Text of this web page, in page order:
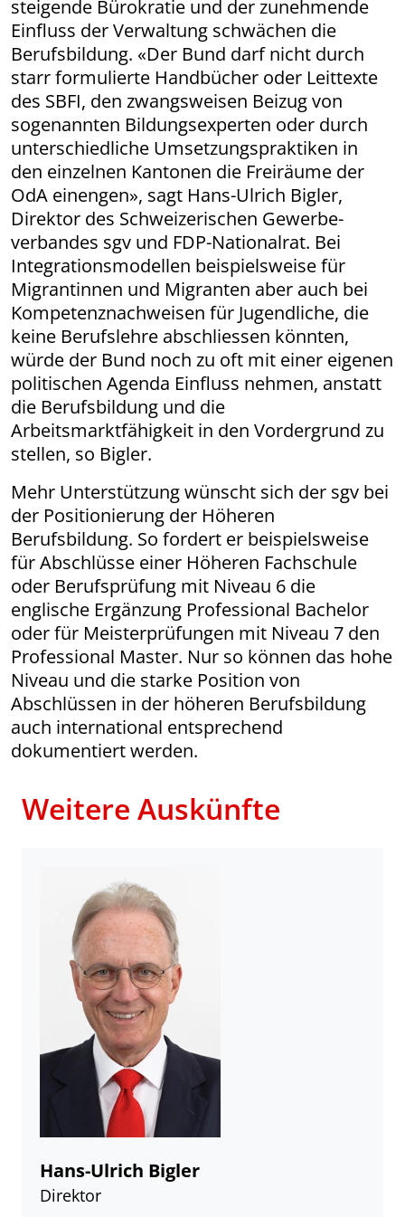
steigende Bürokratie und der zunehmende
Einfluss der Verwaltung schwächen die
Berufsbildung. «Der Bund darf nicht durch
starr formulierte Handbücher oder Leittexte
des SBFI, den zwangsweisen Beizug von
sogenannten Bildungsexperten oder durch
unterschiedliche Umsetzungspraktiken in
den einzelnen Kantonen die Freiräume der
OdA einengen», sagt Hans-Ulrich Bigler,
Direktor des Schweizerischen Gewerbe­
verbandes sgv und FDP-Nationalrat. Bei
Integrationsmodellen beispielsweise für
Migrantinnen und Migranten aber auch bei
Kompetenznachweisen für Jugendliche, die
keine Berufslehre abschliessen könnten,
würde der Bund noch zu oft mit einer eigenen
politischen Agenda Einfluss nehmen, anstatt
die Berufsbildung und die
Arbeitsmarktfähigkeit in den Vordergrund zu
stellen, so Bigler.
Mehr Unterstützung wünscht sich der sgv bei
der Positionierung der Höheren
Berufsbildung. So fordert er beispielsweise
für Abschlüsse einer Höheren Fachschule
oder Berufsprüfung mit Niveau 6 die
englische Ergänzung Professional Bachelor
oder für Meisterprüfungen mit Niveau 7 den
Professional Master. Nur so können das hohe
Niveau und die starke Position von
Abschlüssen in der höheren Berufsbildung
auch international entsprechend
dokumentiert werden.
Weitere Auskünfte
Hans-Ulrich Bigler
Direktor